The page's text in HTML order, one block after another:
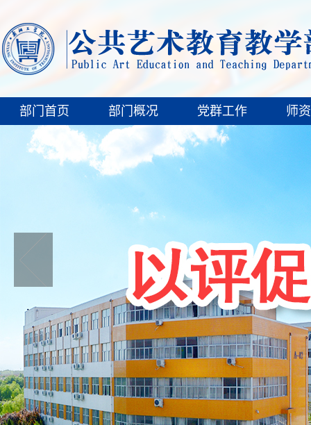
部门首页 部门概况 党群工作 师